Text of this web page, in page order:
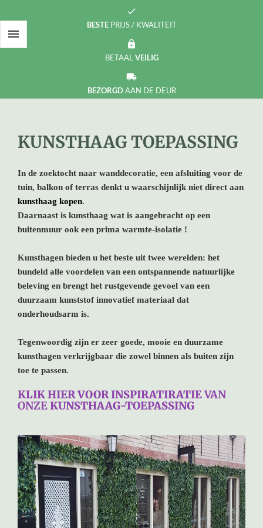

check
BESTEPRIJS / KWALITEIT
https
BETAAL VEILIG
local_shipping
BEZORGDAAN DE DEUR
KUNSTHAAG TOEPASSING
In de zoektocht naar wanddecoratie, een afsluiting voor de
tuin, balkon of terras denkt u waarschijnlijk niet direct aan
kunsthaag kopen.
Daarnaast is kunsthaag wat is aangebracht op een
buitenmuur ook een prima warmte-isolatie !
Kunsthagen bieden u het beste uit twee werelden: het
bundeld alle voordelen van een ontspannende natuurlijke
beleving en brengt het rustgevende gevoel van een
duurzaam kunststof innovatief materiaal dat
onderhoudsarm is.
Tegenwoordig zijn er zeer goede, mooie en duurzame
kunsthagen verkrijgbaar die zowel binnen als buiten zijn
toe te passen.
KLIK HIER VOOR INSPIRATIRATIEVAN
ONZEKUNSTHAAG-TOEPASSING